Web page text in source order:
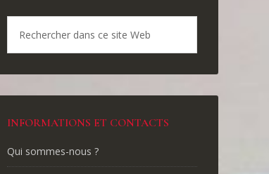
INFORMATIONS ET CONTACTS
Qui sommes-nous ?